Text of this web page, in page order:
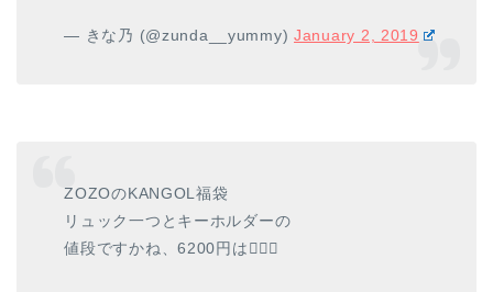
— きな乃 (@zunda__yummy)January 2, 2019
ZOZOのKANGOL福袋
リュック一つとキーホルダーの
値段ですかね、6200円は🤷🏻‍♀️